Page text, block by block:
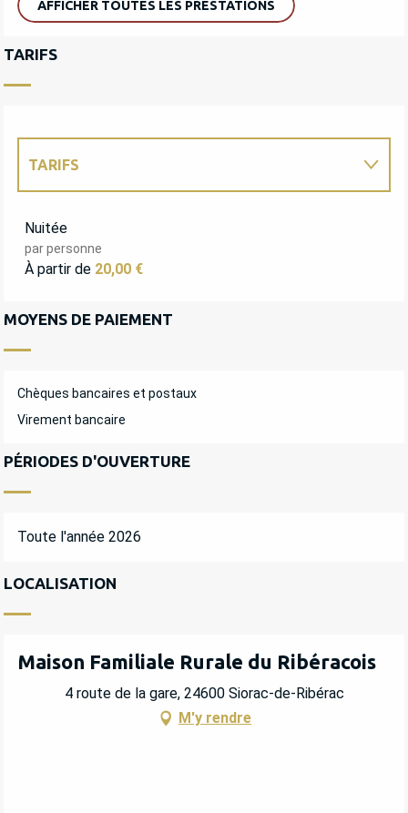
AFFICHER TOUTES LES PRESTATIONS
TARIFS
TARIFS
Nuitée
par personne
À partir de 20,00 €
MOYENS DE PAIEMENT
Chèques bancaires et postaux
Virement bancaire
PÉRIODES D'OUVERTURE
Toute l'année 2026
LOCALISATION
Maison Familiale Rurale du Ribéracois
4 route de la gare, 24600 Siorac-de-Ribérac
M'y rendre